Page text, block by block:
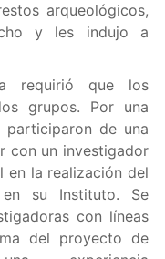
arqueológicos,
y les indujo a
requirió que los
grupos. Por una
de una
con un investigador
en la realización del
su Instituto. Se
con líneas
del proyecto de